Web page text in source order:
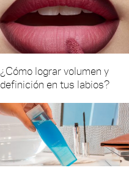
¿Cómo lograr volumen y
definición en tus labios?